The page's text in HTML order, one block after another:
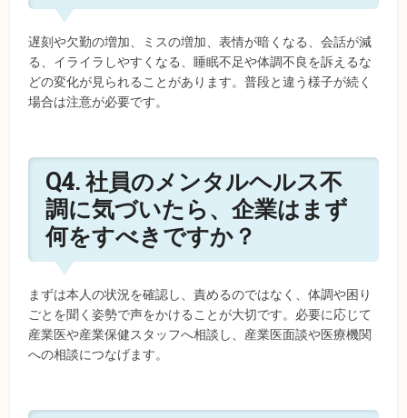
遅刻や欠勤の増加、ミスの増加、表情が暗くなる、会話が減
る、イライラしやすくなる、睡眠不足や体調不良を訴えるな
どの変化が見られることがあります。普段と違う様子が続く
場合は注意が必要です。
Q4. 社員のメンタルヘルス不
調に気づいたら、企業はまず
何をすべきですか？
まずは本人の状況を確認し、責めるのではなく、体調や困り
ごとを聞く姿勢で声をかけることが大切です。必要に応じて
産業医や産業保健スタッフへ相談し、産業医面談や医療機関
への相談につなげます。